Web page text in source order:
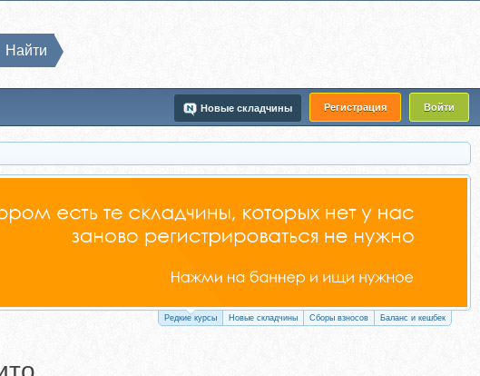
Регистрация Войти
Новые складчины
Найти
Редкие курсы Новые складчины Сборы взносов Баланс и кешбек